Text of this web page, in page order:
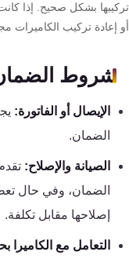
بشكل صحيح. إذا كانت
إعادة تركيب الكاميرات
شروط الضمان
الإيصال أو الفاتورة:يجب
الضمان.
الصيانة والإصلاح:تقدم
الضمان، وفي حال تعطل
إصلاحها مقابل تكلفة.
التعامل مع الكاميرا